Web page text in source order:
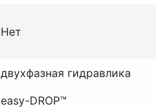
Нет
двухфазная гидравлика
easy-DROP™